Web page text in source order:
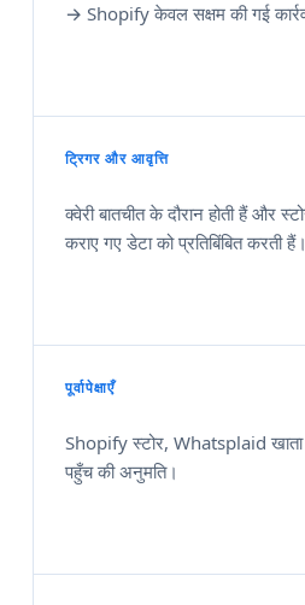
→ Shopify केवल सक्षम की गई
ट्रिगर और आवृत्ति
क्वेरी बातचीत के दौरान होती हैं और
कराए गए डेटा को प्रतिबिंबित करती हैं।
पूर्वापेक्षाएँ
Shopify स्टोर, Whatsplaid
पहुँच की अनुमति।